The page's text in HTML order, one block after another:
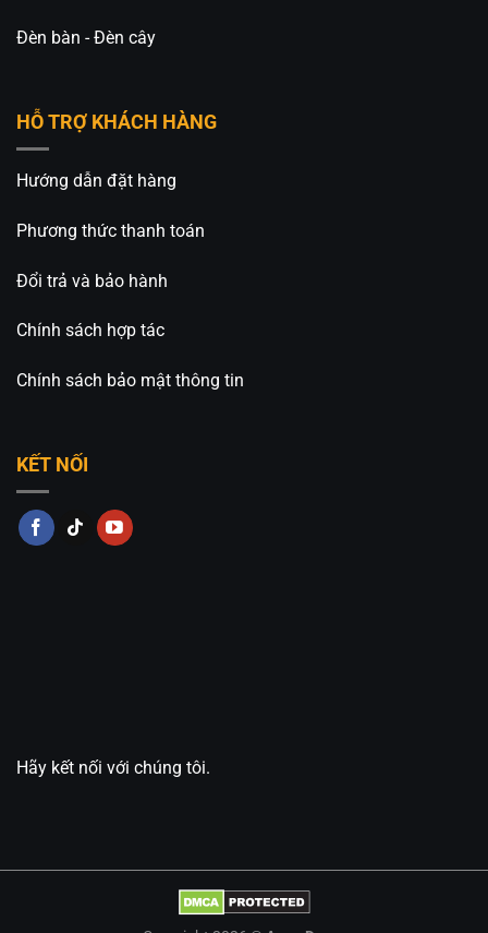
Đèn bàn - Đèn cây
HỖ TRỢ KHÁCH HÀNG
Hướng dẫn đặt hàng
Phương thức thanh toán
Đổi trả và bảo hành
Chính sách hợp tác
Chính sách bảo mật thông tin
KẾT NỐI
Hãy kết nối với chúng tôi.